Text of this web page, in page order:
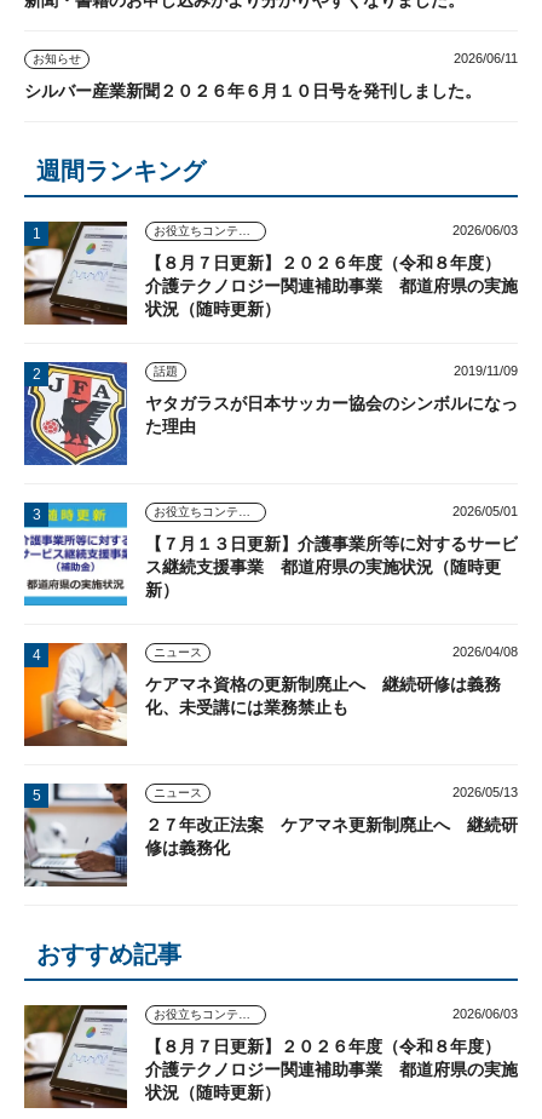
お知らせ 2026/06/11
シルバー産業新聞２０２６年６月１０日号を発刊しました。
週間ランキング
2026/06/03
【８月７日更新】２０２６年度（令和８年度）
介護テクノロジー関連補助事業 都道府県の実施
状況（随時更新）
話題 2019/11/09
ヤタガラスが日本サッカー協会のシンボルになっ
た理由
2026/05/01
【７月１３日更新】介護事業所等に対するサービ
ス継続支援事業 都道府県の実施状況（随時更
新）
ニュース 2026/04/08
ケアマネ資格の更新制廃止へ 継続研修は義務
化、未受講には業務禁止も
ニュース 2026/05/13
２７年改正法案 ケアマネ更新制廃止へ 継続研
修は義務化
おすすめ記事
2026/06/03
【８月７日更新】２０２６年度（令和８年度）
介護テクノロジー関連補助事業 都道府県の実施
状況（随時更新）